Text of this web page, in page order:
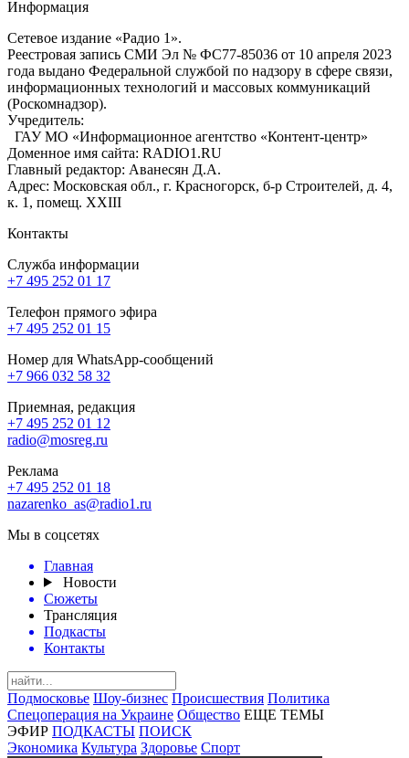
Информация
Сетевое издание «Радио 1».
Реестровая запись СМИ Эл № ФС77-85036 от 10 апреля 2023
года выдано Федеральной службой по надзору в сфере связи,
информационных технологий и массовых коммуникаций
(Роскомнадзор).
Учредитель:
ГАУ МО «Информационное агентство «Контент-центр»
Доменное имя сайта: RADIO1.RU
Главный редактор: Аванесян Д.А.
Адрес: Московская обл., г. Красногорск, б-р Строителей, д. 4,
к. 1, помещ. XXIII
Контакты
Служба информации
+7 495 252 01 17
Телефон прямого эфира
+7 495 252 01 15
Номер для WhatsApp-сообщений
+7 966 032 58 32
Приемная, редакция
+7 495 252 01 12
radio@mosreg.ru
Реклама
+7 495 252 01 18
nazarenko_as@radio1.ru
Мы в соцсетях
Главная
Новости
Сюжеты
Трансляция
Подкасты
Контакты
Подмосковье Шоу-бизнес Происшествия Политика
Спецоперация на Украине Общество ЕЩЕ ТЕМЫ
ЭФИР ПОДКАСТЫ ПОИСК
Экономика Культура Здоровье Спорт